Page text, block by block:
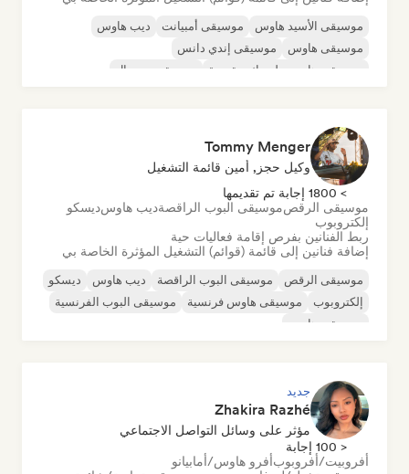
موسيقى الأسيد هاوس موسيقى أمبيانت
ديب هاوس
موسيقى هاوس
موسيقى إندي دانس
موسيقى هاوس ملوديك وتقدمية
موسيقى مينيمال
Tommy Menger
وكيل حجز, أمين قائمة التشغيل
> 1800 إجابة تم تقديمها
موسيقى الرقصموسيقى البوب الراقصةديب هاوسديسكو
إلكتروبوب
ربط الفنانين بفرص إقامة فعاليات حية
إضافة فنانين إلى قائمة (قوائم) التشغيل المؤثرة الخاصة بي
موسيقى الرقص موسيقى البوب الراقصة ديب هاوس
ديسكو
إلكتروبوب
موسيقى هاوس فرنسية
موسيقى البوب الفرنسية
موسيقى هاوس
جديد
Zhakira Razhé
مؤثر على وسائل التواصل الاجتماعي
< 100 إجابة
أفروبيت/أفروبوبأفرو هاوس/أمابيانو